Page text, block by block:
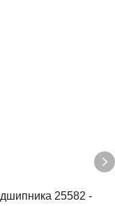
25582 -